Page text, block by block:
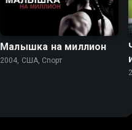
Малышка на миллион
2004, США, Спорт